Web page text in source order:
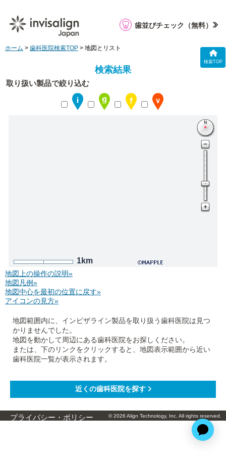
検索TOP
歯並びチェック （無料）
ホーム > 歯科医院検索TOP > 地図とリスト
検索結果
取り扱い製品で絞り込む
1km
地図上の操作の説明»
地図凡例»
地図中心を最初の位置に戻す»
アイコンの見方»
地図範囲内に、インビザライン製品を取り扱う歯科医院は見つ
かりませんでした。
地図を動かして周辺にある歯科医院をお探しください。
または、下のリンクをクリックすると、地図表示範囲から近い
歯科医院一覧が表示されます。
プライバシー・ポリシー © 2026 Align Technology, Inc. All rights reserved.